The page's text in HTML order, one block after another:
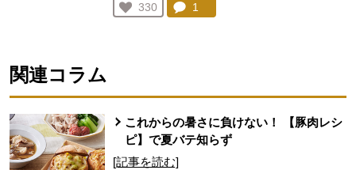
お気に入り登録：
330
人が登録
コメント：
1
関連コラム
これからの暑さに負けない！ 【豚肉レシ
ピ】で夏バテ知らず
[記事を読む]